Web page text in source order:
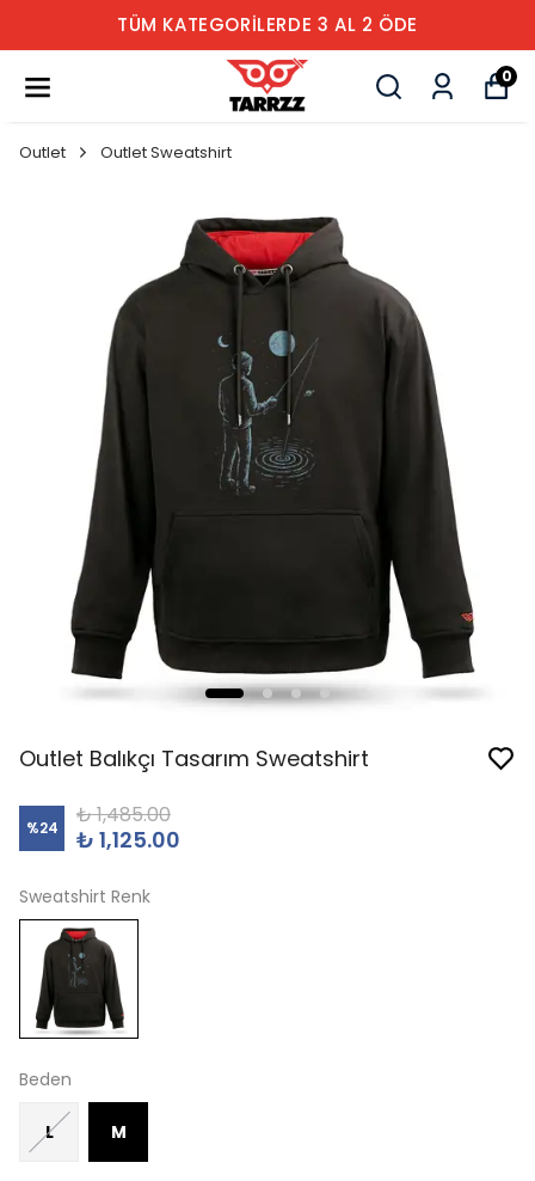
TÜM KATEGORİLERDE 3 AL 2 ÖDE
0
Outlet Outlet Sweatshirt
Outlet Balıkçı Tasarım Sweatshirt
%24 ₺ 1,485.00
₺ 1,125.00
Sweatshirt Renk
Beden
L M